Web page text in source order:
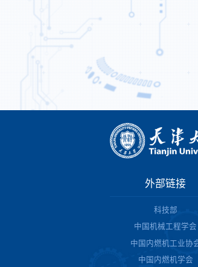
外部链接
科技部
中国机械工程学会
中国内燃机工业协
中国内燃机学会